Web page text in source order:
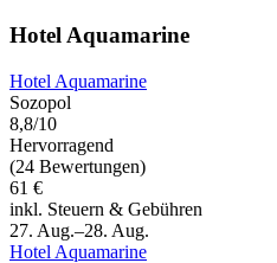
Hotel Aquamarine
Hotel Aquamarine
Sozopol
8,8/10
Hervorragend
(24 Bewertungen)
61 €
inkl. Steuern & Gebühren
27. Aug.–28. Aug.
Hotel Aquamarine